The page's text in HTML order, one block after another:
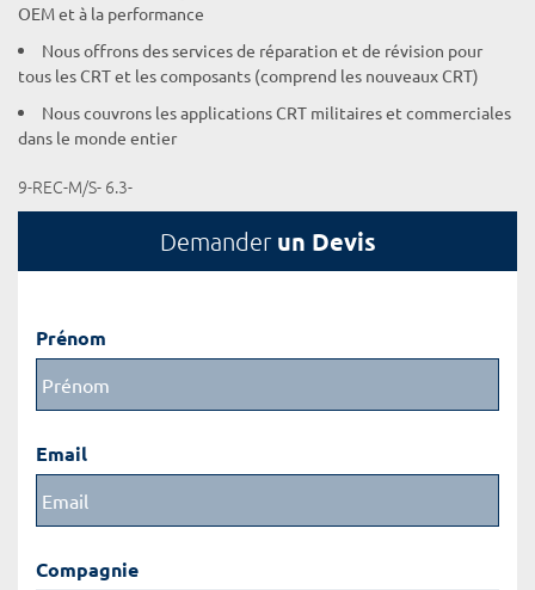
OEM et à la performance
Nous offrons des services de réparation et de révision pour
tous les CRT et les composants (comprend les nouveaux CRT)
Nous couvrons les applications CRT militaires et commerciales
dans le monde entier
9-REC-M/S- 6.3-
Demander un Devis
Prénom
Email
Compagnie